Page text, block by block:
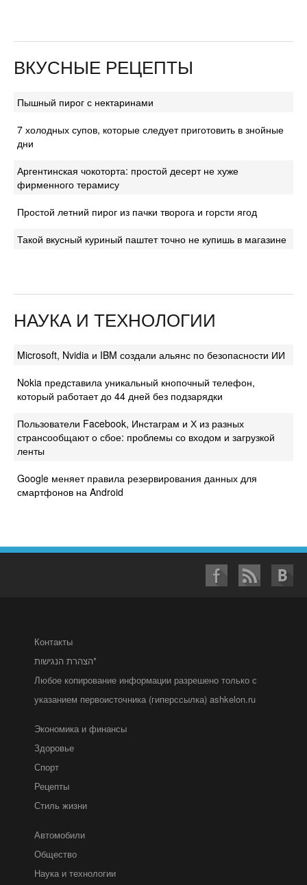
ВКУСНЫЕ РЕЦЕПТЫ
Пышный пирог с нектаринами
7 холодных супов, которые следует приготовить в знойные
дни
Аргентинская чокоторта: простой десерт не хуже
фирменного терамису
Простой летний пирог из пачки творога и горсти ягод
Такой вкусный куриный паштет точно не купишь в магазине
НАУКА И ТЕХНОЛОГИИ
Microsoft, Nvidia и IBM создали альянс по безопасности ИИ
Nokia представила уникальный кнопочный телефон,
который работает до 44 дней без подзарядки
Пользователи Facebook, Инстаграм и Х из разных
странсообщают о сбое: проблемы со входом и загрузкой
ленты
Google меняет правила резервирования данных для
смартфонов на Android
Контакты
הצהרת הנגישות*
Любое копирование информации разрешено только с
указанием первоисточника (гиперссылка) ashkelon.ru
Экономика и финансы
Здоровье
Спорт
Рецепты
Стиль жизни
Автомобили
Общество
Наука и технологии